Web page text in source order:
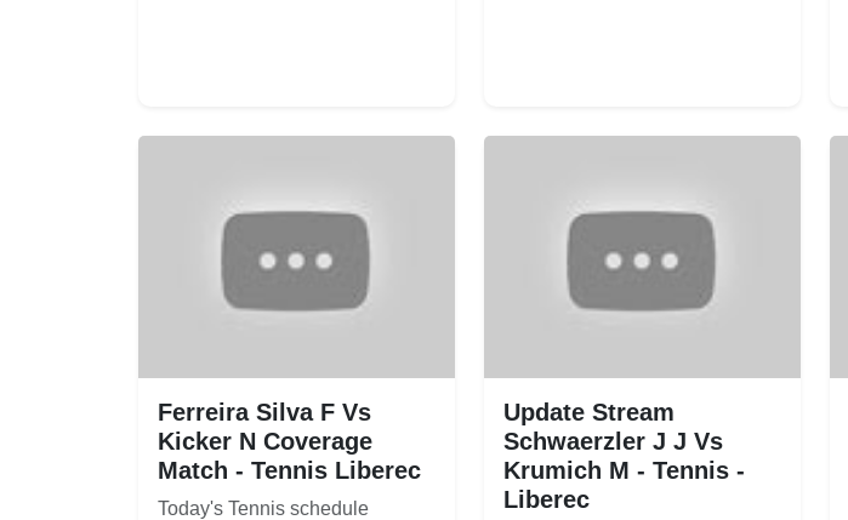
Ferreira Silva F Vs
Kicker N Coverage
Match - Tennis Liberec
Today's Tennis schedule
Update Stream
Schwaerzler J J Vs
Krumich M - Tennis -
Liberec